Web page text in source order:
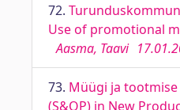
72.
Use of promotional
Aasma, Taavi
73. Müügi ja
(S&OP) in New